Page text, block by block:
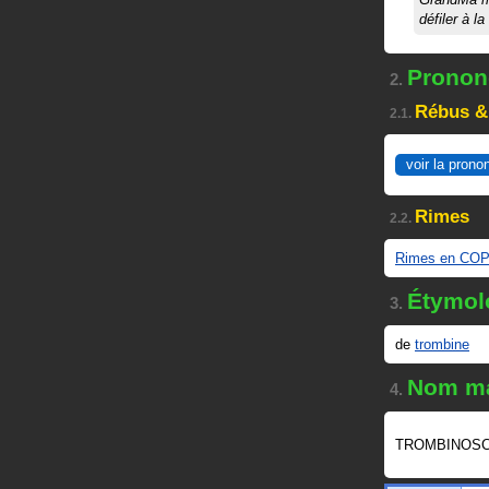
défiler à
2.
2.1. Rébus
voir la
2.2. Rimes
Rimes en
3.
de trombine
4. Nom